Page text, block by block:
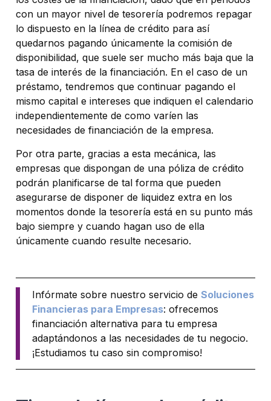
con un mayor nivel de tesorería podremos repagar
lo dispuesto en la línea de crédito para así
quedarnos pagando únicamente la comisión de
disponibilidad, que suele ser mucho más baja que la
tasa de interés de la financiación. En el caso de un
préstamo, tendremos que continuar pagando el
mismo capital e intereses que indiquen el calendario
independientemente de como varíen las
necesidades de financiación de la empresa.
Por otra parte, gracias a esta mecánica, las
empresas que dispongan de una póliza de crédito
podrán planificarse de tal forma que pueden
asegurarse de disponer de liquidez extra en los
momentos donde la tesorería está en su punto más
bajo siempre y cuando hagan uso de ella
únicamente cuando resulte necesario.
Infórmate sobre nuestro servicio de Soluciones
Financieras para Empresas: ofrecemos
financiación alternativa para tu empresa
adaptándonos a las necesidades de tu negocio.
¡Estudiamos tu caso sin compromiso!